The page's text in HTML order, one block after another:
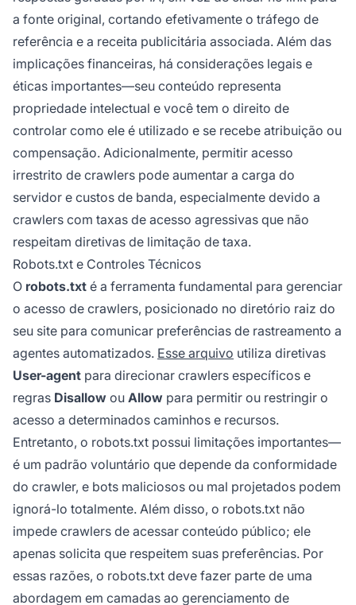
a fonte original, cortando efetivamente o tráfego de
referência e a receita publicitária associada. Além das
implicações financeiras, há considerações legais e
éticas importantes—seu conteúdo representa
propriedade intelectual e você tem o direito de
controlar como ele é utilizado e se recebe atribuição ou
compensação. Adicionalmente, permitir acesso
irrestrito de crawlers pode aumentar a carga do
servidor e custos de banda, especialmente devido a
crawlers com taxas de acesso agressivas que não
respeitam diretivas de limitação de taxa.
Robots.txt e Controles Técnicos
O robots.txt é a ferramenta fundamental para gerenciar
o acesso de crawlers, posicionado no diretório raiz do
seu site para comunicar preferências de rastreamento a
agentes automatizados. Esse arquivo utiliza diretivas
User-agent para direcionar crawlers específicos e
regras Disallow ou Allow para permitir ou restringir o
acesso a determinados caminhos e recursos.
Entretanto, o robots.txt possui limitações importantes—
é um padrão voluntário que depende da conformidade
do crawler, e bots maliciosos ou mal projetados podem
ignorá-lo totalmente. Além disso, o robots.txt não
impede crawlers de acessar conteúdo público; ele
apenas solicita que respeitem suas preferências. Por
essas razões, o robots.txt deve fazer parte de uma
abordagem em camadas ao gerenciamento de